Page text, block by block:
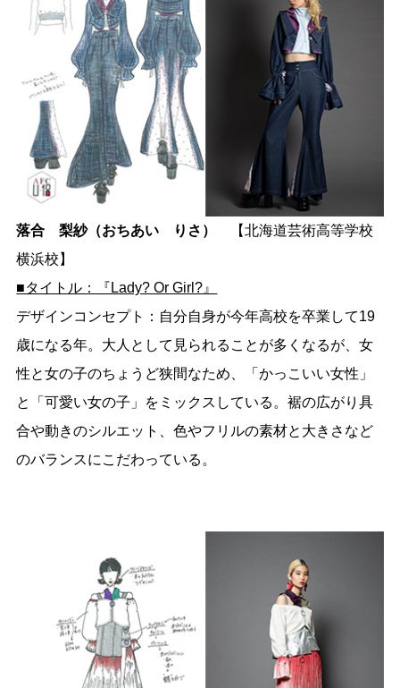
落合 梨紗（おちあい りさ）
【北海道芸術高等学校
横浜校】
■タイトル：『Lady? Or Girl?』
デザインコンセプト：自分自身が今年高校を卒業して19
歳になる年。大人として見られることが多くなるが、女
性と女の子のちょうど狭間なため、「かっこいい女性」
と「可愛い女の子」をミックスしている。裾の広がり具
合や動きのシルエット、色やフリルの素材と大きさなど
のバランスにこだわっている。